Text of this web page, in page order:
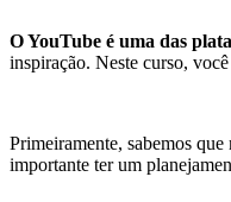
O YouTube é uma das
inspiração. Neste curso,
Primeiramente, sabemos
importante ter um